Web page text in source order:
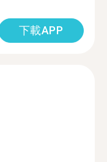
下載APP